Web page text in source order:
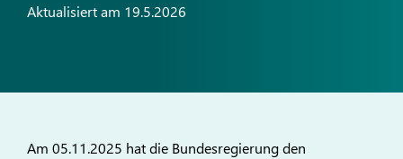
Aktualisiert am 19.5.2026
Am 05.11.2025 hat die Bundesregierung den